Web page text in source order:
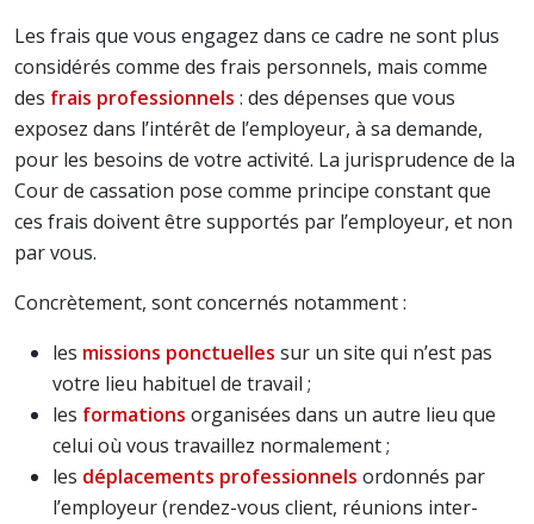
Les frais que vous engagez dans ce cadre ne sont plus
considérés comme des frais personnels, mais comme
des frais professionnels : des dépenses que vous
exposez dans l’intérêt de l’employeur, à sa demande,
pour les besoins de votre activité. La jurisprudence de la
Cour de cassation pose comme principe constant que
ces frais doivent être supportés par l’employeur, et non
par vous.
Concrètement, sont concernés notamment :
les missions ponctuelles sur un site qui n’est pas
votre lieu habituel de travail ;
les formations organisées dans un autre lieu que
celui où vous travaillez normalement ;
les déplacements professionnels ordonnés par
l’employeur (rendez-vous client, réunions inter-